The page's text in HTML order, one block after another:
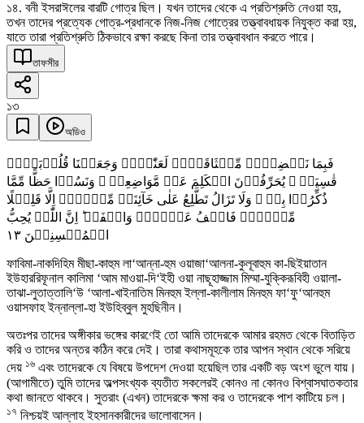
১৪. বনী ইসরাঈলের বারটি গোত্র ছিল। যখন তাদের থেকে এ প্রতিশ্রুতি নেওয়া হয়,
তখন তাদের প্রত্যেক গোত্র-প্রধানকে নিজ-নিজ গোত্রের তত্ত্বাবধায়ক নিযুক্ত করা হয়,
যাতে তারা প্রতিশ্রুতি ঠিকভাবে রক্ষা করছে কিনা তার তত্ত্বাবধান করতে পারে।
তাফসীর
১৩
অডিও
فَبِمَا نَقۡضِہِمۡ مِّیۡثَاقَہُمۡ لَعَنّٰہُمۡ وَجَعَلۡنَا قُلُوۡبَہُمۡ
قٰسِیَۃً ۚ یُحَرِّفُوۡنَ الۡکَلِمَ عَنۡ مَّوَاضِعِہٖ ۙ وَنَسُوۡا حَظًّا مِّمَّا
ذُکِّرُوۡا بِہٖ ۚ وَلَا تَزَالُ تَطَّلِعُ عَلٰی خَآئِنَۃٍ مِّنۡہُمۡ اِلَّا قَلِیۡلًا
مِّنۡہُمۡ فَاعۡفُ عَنۡہُمۡ وَاصۡفَحۡ ؕ اِنَّ اللّٰہَ یُحِبُّ
الۡمُحۡسِنِیۡنَ ١٣
ফাবিমা-নাকদিহিম মীছা-কাহুম লা‘আন্না-হুম ওয়াজা‘আলনা-কুলূবাহুম কা-ছিইয়াতান
ইউহাররিফূনাল কালিমা ‘আম মাওয়া-দি‘ইহী ওয়া নাছূহাজ্জাম মিম্মা-যুক্কিরূবিহী ওয়ালা-
তাঝা-লুতাত্তালি‘উ ‘আলা-খাইনাতিম মিনহুম ইল্লা-কালীলাম মিনহুম ফা‘ফু‘আনহুম
ওয়াসফাহ ইন্নাল্লা-হা ইউহিব্বুল মুহছিনীন।
অতঃপর তাদের অঙ্গীকার ভঙ্গের কারণেই তো আমি তাদেরকে আমার রহমত থেকে বিতাড়িত
করি ও তাদের অন্তর কঠিন করে দেই। তারা কথাসমূহকে তার আপন স্থান থেকে সরিয়ে
দেয় ১৬ এবং তাদেরকে যে বিষয়ে উপদেশ দেওয়া হয়েছিল তার একটি বড় অংশ ভুলে যায়।
(আগামীতে) তুমি তাদের অল্পসংখ্যক ব্যতীত সকলেরই কোনও না কোনও বিশ্বাসঘাতকতার
কথা জানতে থাকবে। সুতরাং (এখন) তাদেরকে ক্ষমা কর ও তাদেরকে পাশ কাটিয়ে চল।
১৭ নিশ্চয়ই আল্লাহ ইহসানকারীদের ভালোবাসেন।